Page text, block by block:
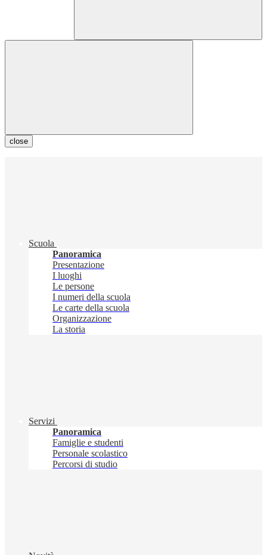
close
Scuola
Panoramica
Presentazione
I luoghi
Le persone
I numeri della scuola
Le carte della scuola
Organizzazione
La storia
Servizi
Panoramica
Famiglie e studenti
Personale scolastico
Percorsi di studio